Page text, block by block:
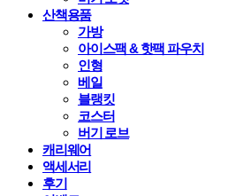
산책용품
가방
아이스팩 & 핫팩 파우치
인형
베일
블랭킷
코스터
버기 로브
캐리웨어
액세서리
후기